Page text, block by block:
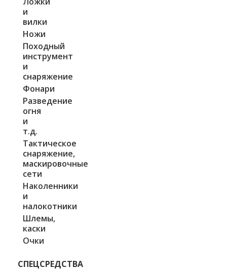
и
вилки
Ножи
Походный
инструмент
и
снаряжение
Фонари
Разведение
огня
и
т.д.
Тактическое
снаряжение,
маскировочные
сети
Наколенники
и
налокотники
Шлемы,
каски
Очки
СПЕЦСРЕДСТВА